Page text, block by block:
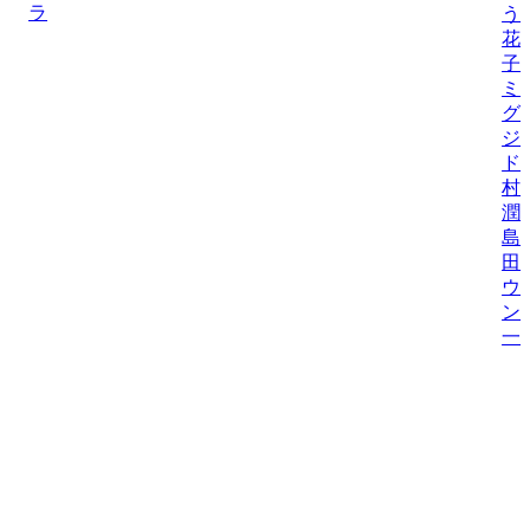
ラ
う
花
子/
ミ
グ
ジ
ド
村
潤/
島
田
ウ
ン
一